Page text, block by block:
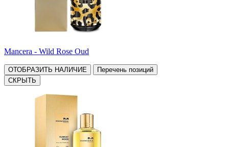
Mancera - Wild Rose Oud
ОТОБРАЗИТЬ НАЛИЧИЕ
Перечень позиций
СКРЫТЬ